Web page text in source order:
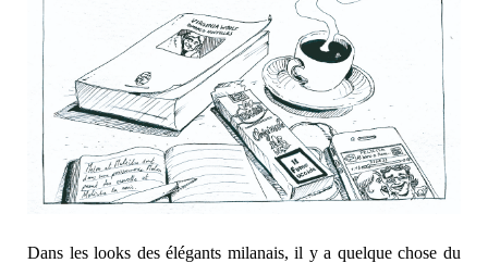
Dans les looks des élégants milanais, il y a quelque chose du